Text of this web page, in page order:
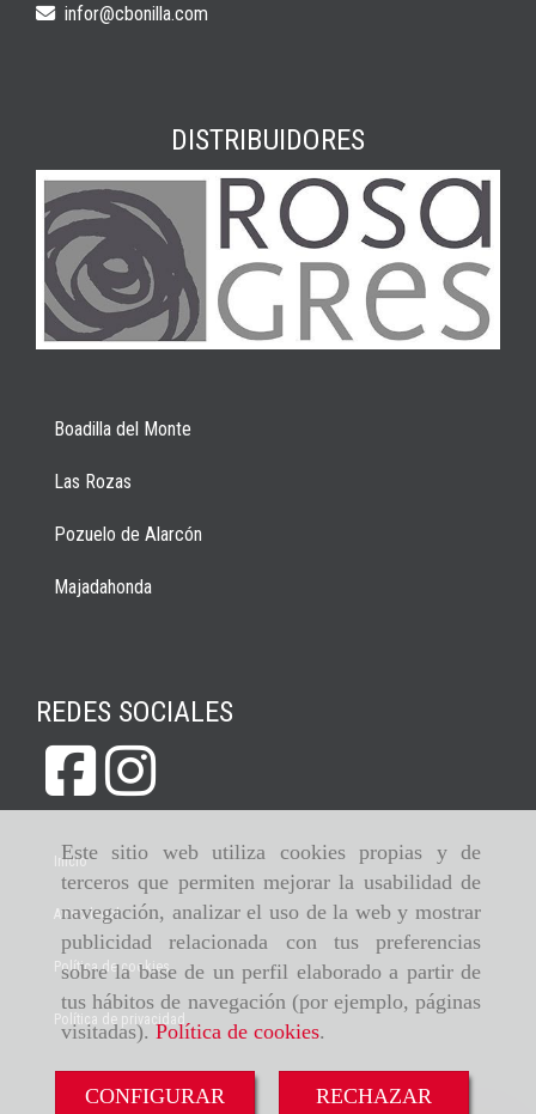
Este sitio web utiliza cookies propias y de
terceros que permiten mejorar la usabilidad de
navegación, analizar el uso de la web y mostrar
publicidad relacionada con tus preferencias
sobre la base de un perfil elaborado a partir de
tus hábitos de navegación (por ejemplo, páginas
visitadas).Política de cookies.
CONFIGURAR RECHAZAR
infor
cbonilla.com
DISTRIBUIDORES
Boadilla del Monte
Las Rozas
Pozuelo de Alarcón
Majadahonda
REDES SOCIALES
Inicio
Aviso legal
Política de cookies
Política de privacidad